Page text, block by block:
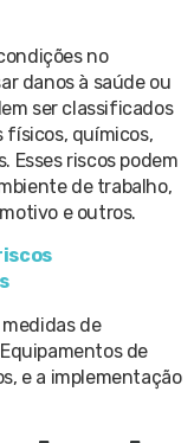
no
danos à saúde ou
ser classificados
físicos, químicos,
Esses riscos podem
de trabalho,
e outros.
de
de
e a implementação